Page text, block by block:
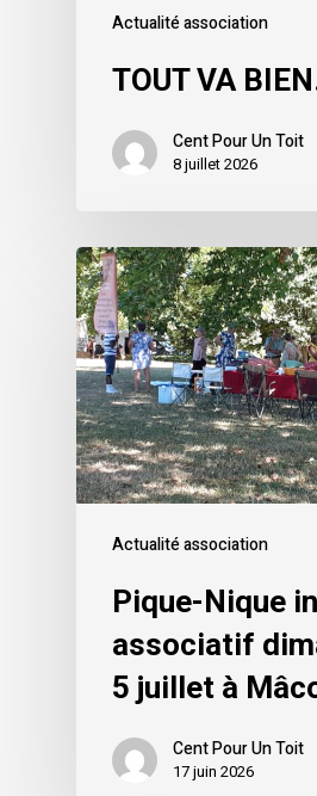
Actualité association
TOUT VA
Cent Pour Un Toit
8 juillet 2026
Actualité association
Pique-Nique
associatif
5 juillet à
Cent Pour Un Toit
17 juin 2026